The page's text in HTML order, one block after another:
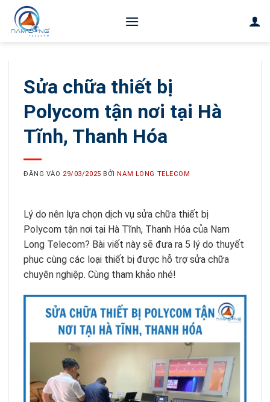
nội
Sửa chữa thiết bị
Polycom tận nơi tại Hà
Tĩnh, Thanh Hóa
ĐĂNG VÀO 29/03/2025 BỞINAM LONG TELECOM
Lý do nên lựa chọn dịch vụ sửa chữa thiết bị
Polycom tận nơi tại Hà Tĩnh, Thanh Hóa của Nam
Long Telecom? Bài viết này sẽ đưa ra 5 lý do thuyết
phục cùng các loại thiết bị được hỗ trợ sửa chữa
chuyên nghiệp. Cùng tham khảo nhé!